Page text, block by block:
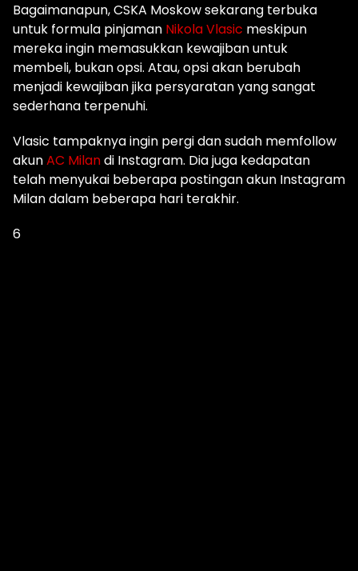
Bagaimanapun, CSKA Moskow sekarang terbuka
untuk formula pinjaman Nikola Vlasic meskipun
mereka ingin memasukkan kewajiban untuk
membeli, bukan opsi. Atau, opsi akan berubah
menjadi kewajiban jika persyaratan yang sangat
sederhana terpenuhi.
Vlasic tampaknya ingin pergi dan sudah memfollow
akunAC Milandi Instagram. Dia juga kedapatan
telah menyukai beberapa postingan akun Instagram
Milan dalam beberapa hari terakhir.
6